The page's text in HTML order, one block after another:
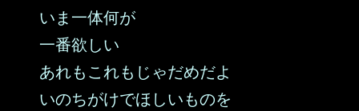
いま一体何が
一番欲しい
あれもこれもじゃだめだよ
いのちがけでほしいものを